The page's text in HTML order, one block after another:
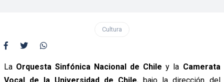
Cultura
LaOrquesta Sinfónica Nacional de Chile y la Camerata
Vocal de la Universidad de Chile, bajo la dirección del